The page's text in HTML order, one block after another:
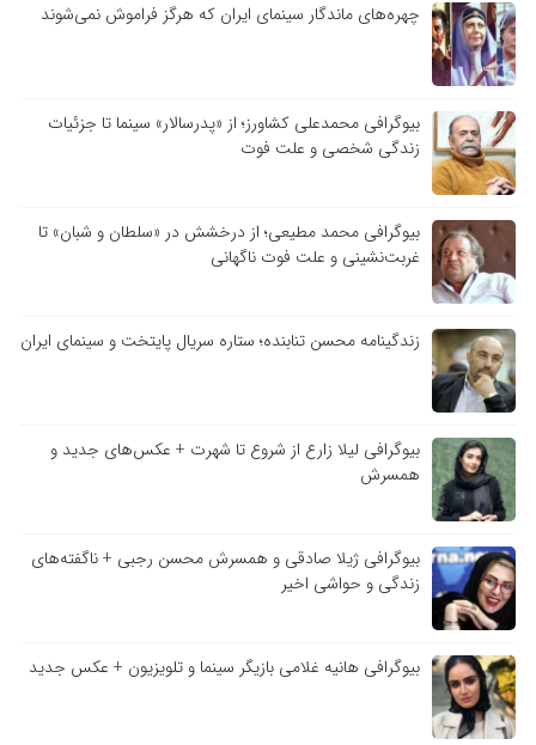
چهره‌های ماندگار سینمای ایران که هرگز فراموش نمی‌شوند
بیوگرافی محمدعلی کشاورز؛ از «پدرسالار» سینما تا جزئیات
زندگی شخصی و علت فوت
بیوگرافی محمد مطیعی؛ از درخشش در «سلطان و شبان» تا
غربت‌نشینی و علت فوت ناگهانی
زندگینامه محسن تنابنده؛ ستاره سریال پایتخت و سینمای ایران
بیوگرافی لیلا زارع از شروع تا شهرت + عکس‌های جدید و
همسرش
بیوگرافی ژیلا صادقی و همسرش محسن رجبی + ناگفته‌های
زندگی و حواشی اخیر
بیوگرافی هانیه غلامی بازیگر سینما و تلویزیون + عکس جدید